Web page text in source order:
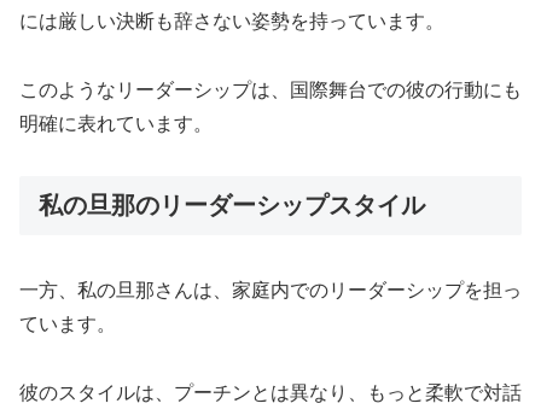
には厳しい決断も辞さない姿勢を持っています。
このようなリーダーシップは、国際舞台での彼の行動にも
明確に表れています。
私の旦那のリーダーシップスタイル
一方、私の旦那さんは、家庭内でのリーダーシップを担っ
ています。
彼のスタイルは、プーチンとは異なり、もっと柔軟で対話